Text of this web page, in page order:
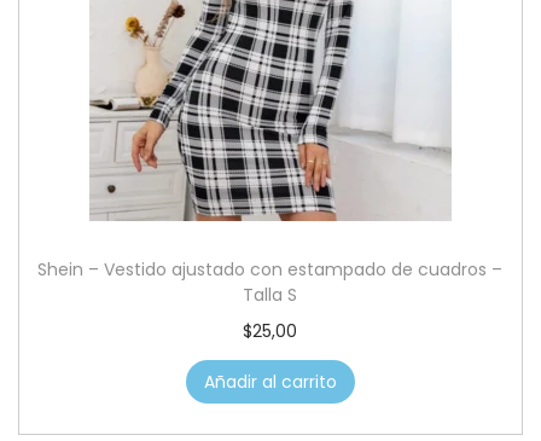
Shein – Vestido ajustado con estampado de cuadros –
Talla S
$25,00
Añadir al carrito